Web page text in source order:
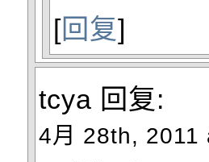
[回复]
tcya 回复:
4月 28th, 2011